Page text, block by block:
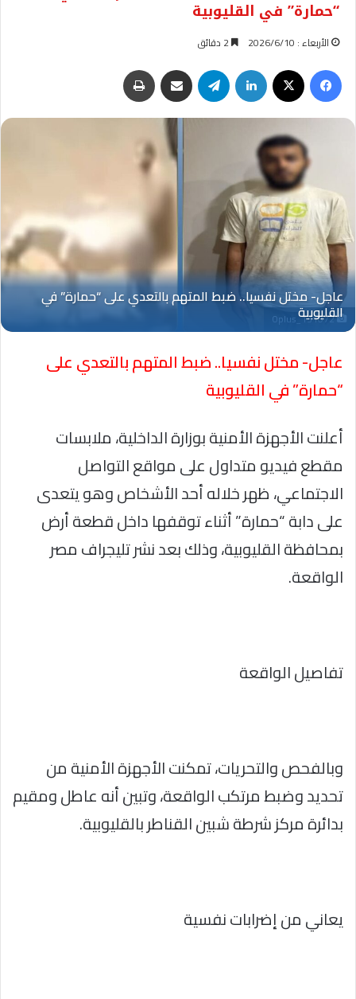
“حمارة” في القليوبية
الأربعاء : 2026/6/10
فيسبوك لينكدإن تيلقرام مشاركة عبر البريد
Oplus_131072
عاجل- مختل نفسيا.. ضبط المتهم بالتعدي على
“حمارة” في القليوبية
أعلنت الأجهزة الأمنية بوزارة الداخلية، ملابسات
مقطع فيديو متداول على مواقع التواصل
الاجتماعي، ظهر خلاله أحد الأشخاص وهو يتعدى
على دابة “حمارة” أثناء توقفها داخل قطعة أرض
بمحافظة القليوبية، وذلك بعد نشر تليجراف مصر
الواقعة.
تفاصيل الواقعة
وبالفحص والتحريات، تمكنت الأجهزة الأمنية من
تحديد وضبط مرتكب الواقعة، وتبين أنه عاطل ومقيم
بدائرة مركز شرطة شبين القناطر بالقليوبية.
يعاني من إضرابات نفسية